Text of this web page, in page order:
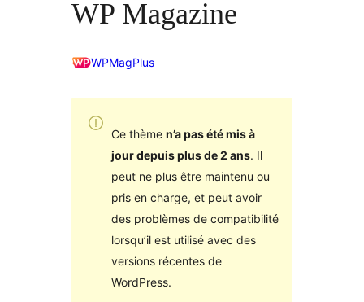
WP Magazine
WPMagPlus
Ce thème n’a pas été mis à
jour depuis plus de 2 ans. Il
peut ne plus être maintenu ou
pris en charge, et peut avoir
des problèmes de compatibilité
lorsqu’il est utilisé avec des
versions récentes de
WordPress.